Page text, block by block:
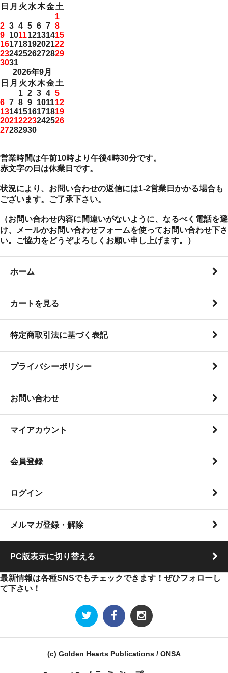
日 月 火 水木金土
1
2 3 4 5 6 7 8
9 101112131415
16171819202122
23242526272829
3031
2026年9月
日 月 火 水木金土
1 2 3 4 5
6 7 8 9 101112
13141516171819
20212223242526
27282930
営業時間は午前10時より午後4時30分です。
赤文字の日は休業日です。
状況により、お問い合わせの返信には1-2営業日かかる場合も
ございます。ご了承下さい。
（お問い合わせ内容に間違いがないように、なるべく電話を避
け、メールかお問い合わせフォームを使ってお問い合わせ下さ
い。ご協力をどうぞよろしくお願い申し上げます。）
ホーム
カートを見る
特定商取引法に基づく表記
プライバシーポリシー
お問い合わせ
マイアカウント
会員登録
ログイン
メルマガ登録・解除
PC版表示に切り替える
最新情報は各種SNSでもチェックできます！ぜひフォローし
て下さい！
(c) Golden Hearts Publications / ONSA